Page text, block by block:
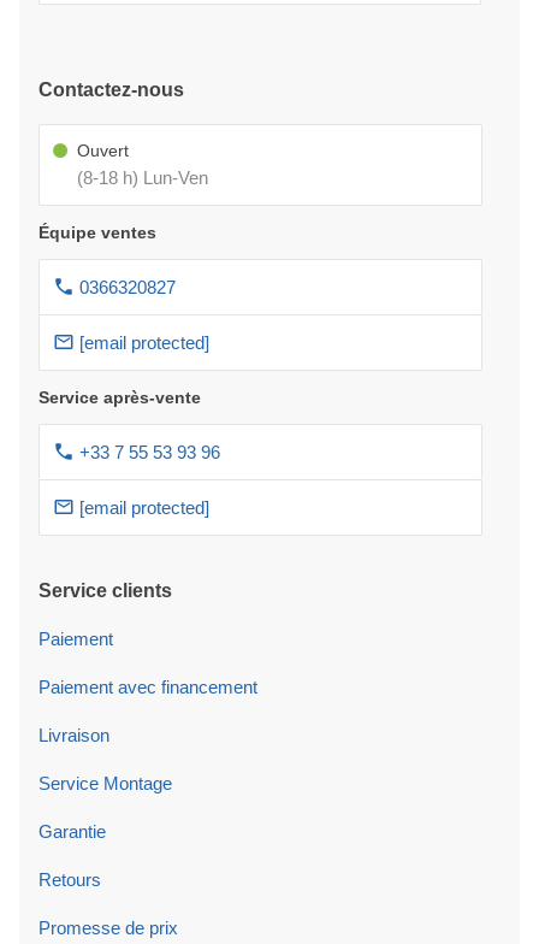
Contactez-nous
Ouvert
(8-18 h) Lun-Ven
Équipe ventes
0366320827
[email protected]
Service après-vente
+33 7 55 53 93 96
[email protected]
Service clients
Paiement
Paiement avec financement
Livraison
Service Montage
Garantie
Retours
Promesse de prix